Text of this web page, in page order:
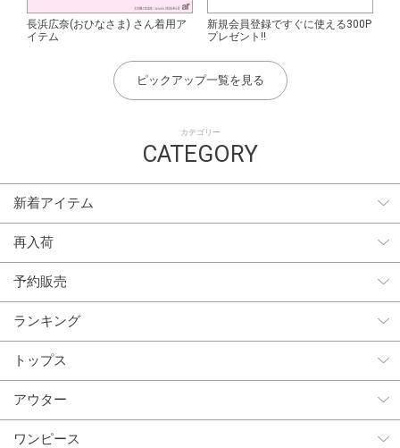
カテゴリー
CATEGORY
新着アイテム
再入荷
予約販売
ランキング
トップス
アウター
ワンピース
長浜広奈(おひなさま) さん着用ア
イテム
新規会員登録ですぐに使える300P
プレゼント!!
ピックアップ一覧を見る